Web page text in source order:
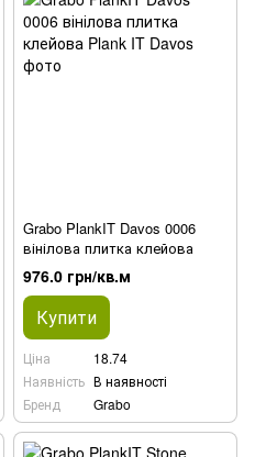
Grabo PlankIT Davos 0006
вінілова плитка клейова
976.0 грн/кв.м
Купити
Ціна
18.74
Наявність В наявності
Бренд
Grabo